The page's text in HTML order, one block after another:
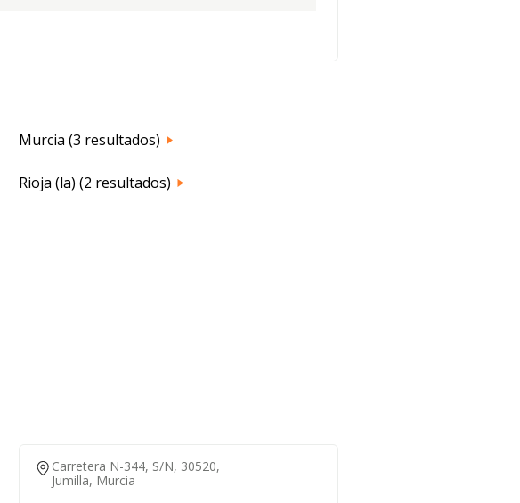
Murcia (3 resultados)
Rioja (la) (2 resultados)
Carretera N-344, S/n, 30520,
Jumilla, Murcia